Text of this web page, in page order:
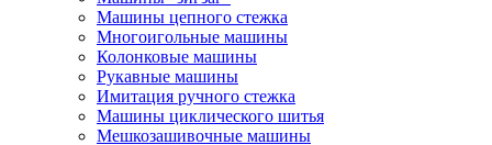
Машины цепного стежка
Многоигольные машины
Колонковые машины
Рукавные машины
Имитация ручного стежка
Машины циклического шитья
Мешкозашивочные машины